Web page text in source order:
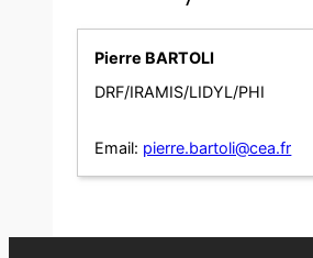
Pierre BARTOLI
DRF/IRAMIS/LIDYL/PHI
Email: pierre.bartoli@cea.fr